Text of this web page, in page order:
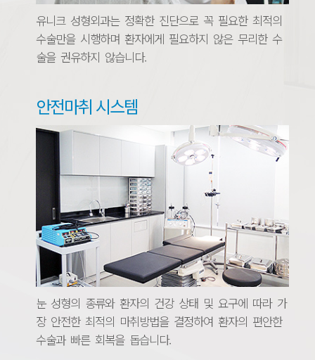
유니크 성형외과는 정확한 진단으로 꼭 필요한 최적의
수술만을 시행하며 환자에게 필요하지 않은 무리한 수
술을 권유하지 않습니다.
안전마취 시스템
눈 성형의 종류와 환자의 건강 상태 및 요구에 따라 가
장 안전한 최적의 마취방법을 결정하여 환자의 편안한
수술과 빠른 회복을 돕습니다.